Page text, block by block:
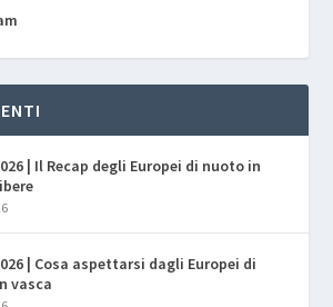
| Il Recap degli Europei di nuoto in
| Cosa aspettarsi dagli Europei di
vasca